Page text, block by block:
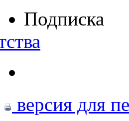
Подписка
версия для